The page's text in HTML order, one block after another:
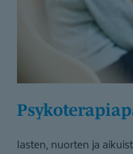
lasten, nuorten ja